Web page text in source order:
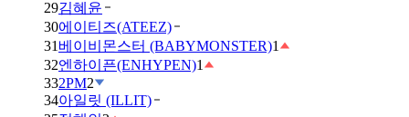
29김혜윤
30에이티즈(ATEEZ)
31 베이비몬스터 (BABYMONSTER)1
32엔하이픈(ENHYPEN)1
332PM2
34아일릿 (ILLIT)